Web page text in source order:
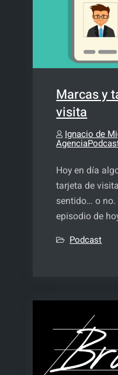
Marcas y
visita
Ignacio de
Hoy en día
tarjeta de
sentido… o no.
episodio de
Podcast